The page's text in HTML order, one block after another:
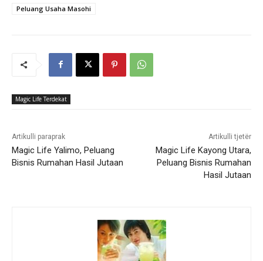
Peluang Usaha Masohi
Magic Life Terdekat
Artikulli paraprak
Magic Life Yalimo, Peluang
Bisnis Rumahan Hasil Jutaan
Artikulli tjetër
Magic Life Kayong Utara,
Peluang Bisnis Rumahan
Hasil Jutaan